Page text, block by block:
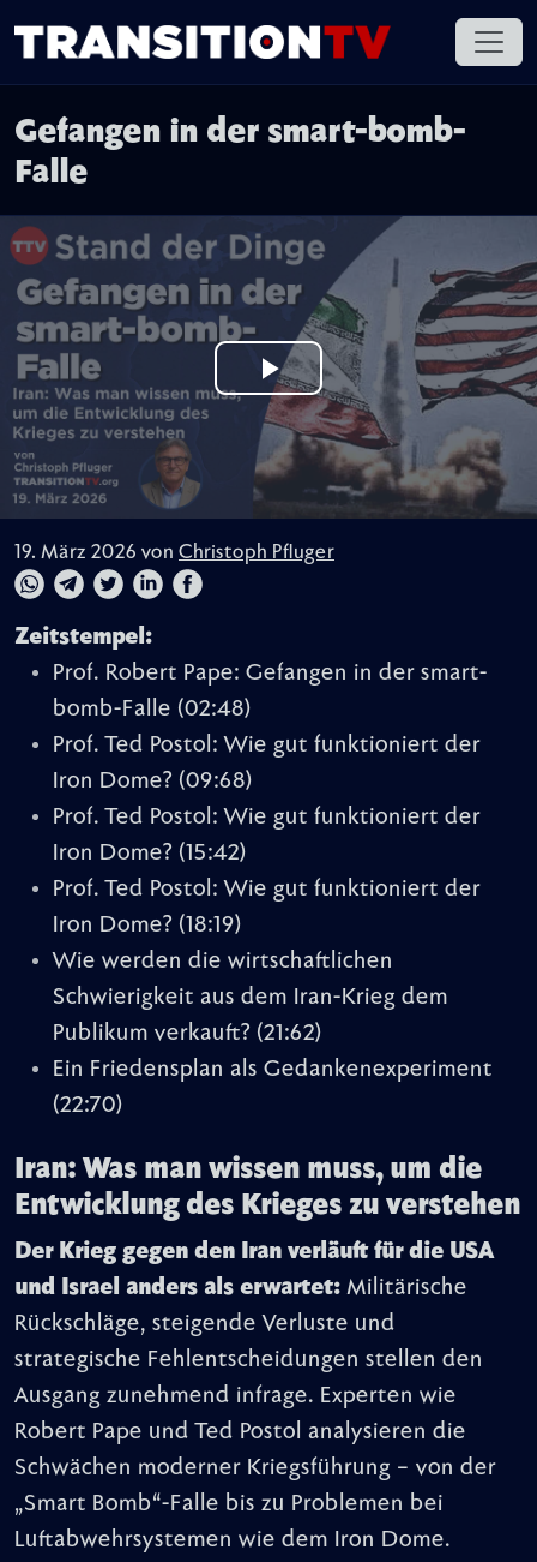
Gefangen in der smart-bomb-
Falle
19. März 2026 von Christoph Pfluger
Zeitstempel:
Prof. Robert Pape: Gefangen in der smart-
bomb-Falle (02:48)
Prof. Ted Postol: Wie gut funktioniert der
Iron Dome? (09:68)
Prof. Ted Postol: Wie gut funktioniert der
Iron Dome? (15:42)
Prof. Ted Postol: Wie gut funktioniert der
Iron Dome? (18:19)
Wie werden die wirtschaftlichen
Schwierigkeit aus dem Iran-Krieg dem
Publikum verkauft? (21:62)
Ein Friedensplan als Gedankenexperiment
(22:70)
Iran: Was man wissen muss, um die
Entwicklung des Krieges zu verstehen
Der Krieg gegen den Iran verläuft für die USA
und Israel anders als erwartet: Militärische
Rückschläge, steigende Verluste und
strategische Fehlentscheidungen stellen den
Ausgang zunehmend infrage. Experten wie
Robert Pape und Ted Postol analysieren die
Schwächen moderner Kriegsführung – von der
„Smart Bomb“-Falle bis zu Problemen bei
Luftabwehrsystemen wie dem Iron Dome.